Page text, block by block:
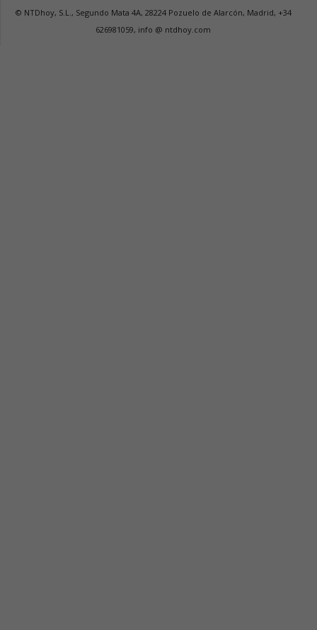
© NTDhoy, S.L., Segundo Mata 4A, 28224 Pozuelo de Alarcón, Madrid, +34
626981059, info @ ntdhoy.com